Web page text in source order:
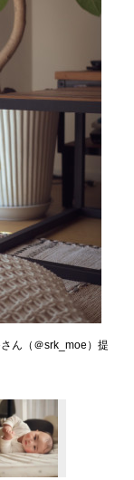
ん（＠srk_moe）提